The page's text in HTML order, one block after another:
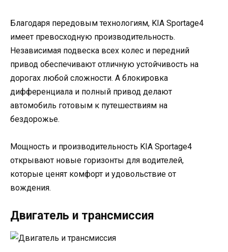
Благодаря передовым технологиям, KIA Sportage4
имеет превосходную производительность.
Независимая подвеска всех колес и передний
привод обеспечивают отличную устойчивость на
дорогах любой сложности. А блокировка
дифференциала и полный привод делают
автомобиль готовым к путешествиям на
бездорожье.
Мощность и производительность KIA Sportage4
открывают новые горизонты для водителей,
которые ценят комфорт и удовольствие от
вождения.
Двигатель и трансмиссия